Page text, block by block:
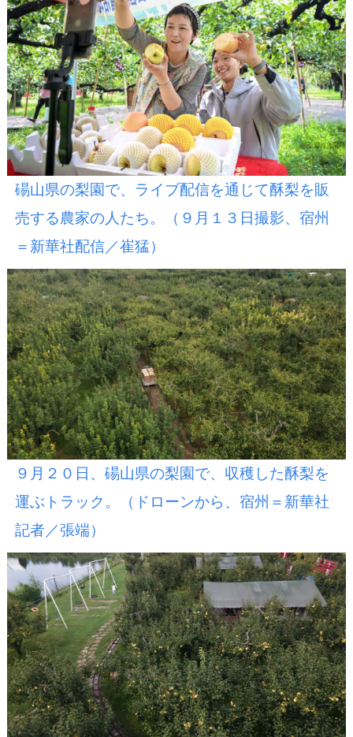
碭山県の梨園で、ライブ配信を通じて酥梨を販
売する農家の人たち。（９月１３日撮影、宿州
＝新華社配信／崔猛）
９月２０日、碭山県の梨園で、収穫した酥梨を
運ぶトラック。（ドローンから、宿州＝新華社
記者／張端）